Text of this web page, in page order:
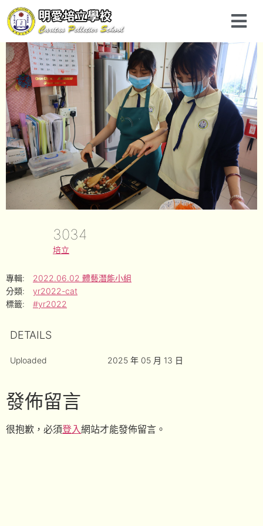
3034
培立
專輯:
2022.06.02 體藝潛能小組
分類:
yr2022-cat
標籤:
#yr2022
DETAILS
Uploaded 2025 年 05 月 13 日
發佈留言
很抱歉，必須登入網站才能發佈留言。